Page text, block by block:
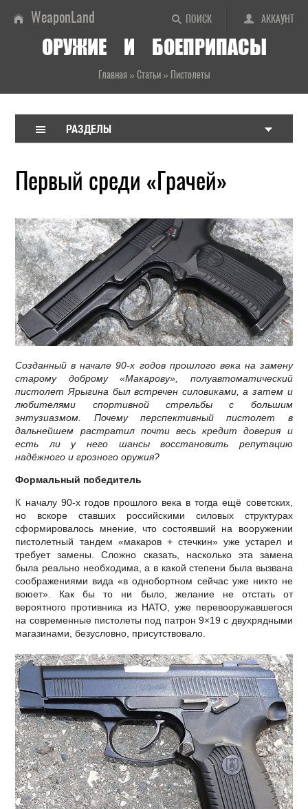
ПОИСК АККАУНТ
WeaponLand
ОРУЖИЕ И БОЕПРИПАСЫ
Главная» Статьи» Пистолеты
РАЗДЕЛЫ
Первый среди «Грачей»
Созданный в начале 90-х годов прошлого века на замену
старому доброму «Макарову», полуавтоматический
пистолет Ярыгина был встречен силовиками, а затем и
любителями спортивной стрельбы с большим
энтузиазмом. Почему перспективный пистолет в
дальнейшем растратил почти весь кредит доверия и
есть ли у него шансы восстановить репутацию
надёжного и грозного оружия?
Формальный победитель
К началу 90-х годов прошлого века в тогда ещё советских,
но вскоре ставших российскими силовых структурах
сформировалось мнение, что состоявший на вооружении
пистолетный тандем «макаров + стечкин» уже устарел и
требует замены. Сложно сказать, насколько эта замена
была реально необходима, а в какой степени была вызвана
соображениями вида «в однобортном сейчас уже никто не
воюет». Как бы то ни было, желание не отстать от
вероятного противника из НАТО, уже перевооружавшегося
на современные пистолеты под патрон 9×19 с двухрядными
магазинами, безусловно, присутствовало.